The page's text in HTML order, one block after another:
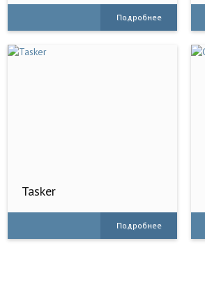
Подробнее
Tasker
Подробнее